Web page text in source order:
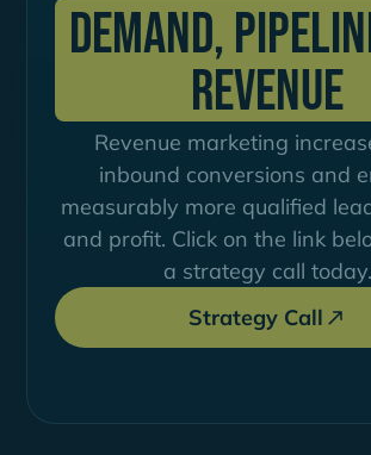
Demand,
Revenue
Revenue marketing
inbound conversions and
measurably more qualified
and profit. Click on the link
a strategy call today.
Strategy Call